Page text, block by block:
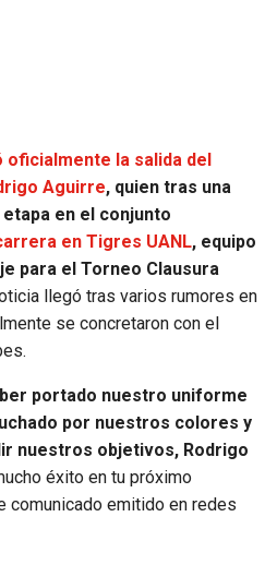
la salida del
Aguirre, quien tras una
en el conjunto
en Tigres UANL, equipo
para el Torneo Clausura
llegó tras varios rumores en
se concretaron con el
portado nuestro uniforme
por nuestros colores y
nuestros objetivos, Rodrigo
éxito en tu próximo
comunicado emitido en redes